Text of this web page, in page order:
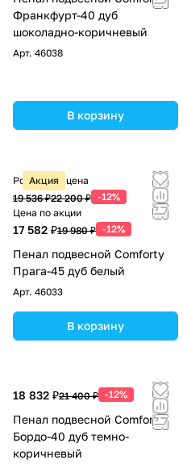
Франкфурт-40 дуб
шоколадно-коричневый
Арт. 46038
В корзину
Акция
Розничная цена
19 536 ₽22 200 ₽ -12%
Цена по акции
17 582 ₽19 980 ₽ -12%
Пенал подвесной Comforty
Прага-45 дуб белый
Арт. 46033
В корзину
18 832 ₽21 400 ₽ -12%
Пенал подвесной Comforty
Бордо-40 дуб темно-
коричневый